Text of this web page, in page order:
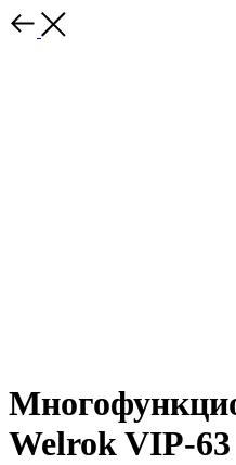
Welrok VIP-63